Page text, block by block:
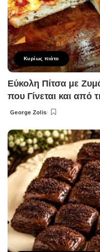
Κυρίως πιάτο
Εύκολη Πίτσα με
που Γίνεται και
Posted
George Zolis